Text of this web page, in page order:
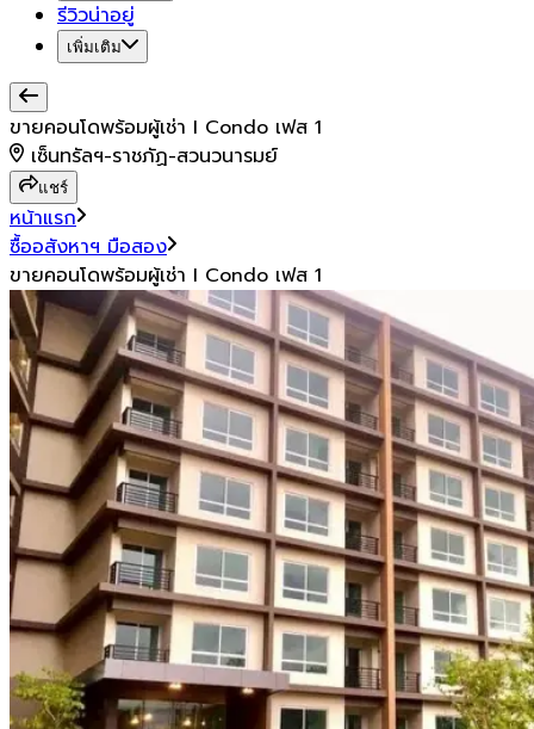
รีวิวน่าอยู่
เพิ่มเติม
ขายคอนโดพร้อมผู้เช่า I Condo เฟส 1
เซ็นทรัลฯ-ราชภัฏ-สวนวนารมย์
แชร์
หน้าแรก
ซื้ออสังหาฯ มือสอง
ขายคอนโดพร้อมผู้เช่า I Condo เฟส 1